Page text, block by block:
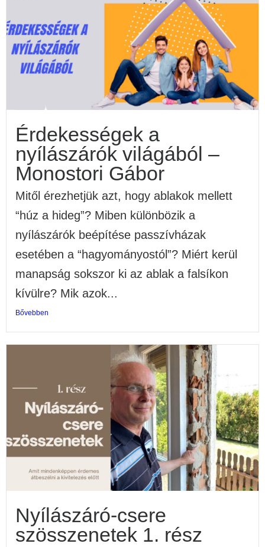
Érdekességek a
nyílászárók világából –
Monostori Gábor
Mitől érezhetjük azt, hogy ablakok mellett
“húz a hideg”? Miben különbözik a
nyílászárók beépítése passzívházak
esetében a “hagyományostól”? Miért kerül
manapság sokszor ki az ablak a falsíkon
kívülre? Mik azok...
Bővebben
Nyílászáró-csere
szösszenetek 1. rész